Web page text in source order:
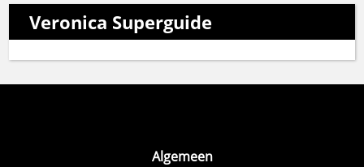
Veronica Superguide
Algemeen